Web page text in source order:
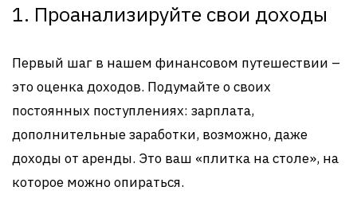
1. Проанализируйте свои доходы
Первый шаг в нашем финансовом путешествии –
это оценка доходов. Подумайте о своих
постоянных поступлениях: зарплата,
дополнительные заработки, возможно, даже
доходы от аренды. Это ваш «плитка на столе», на
которое можно опираться.